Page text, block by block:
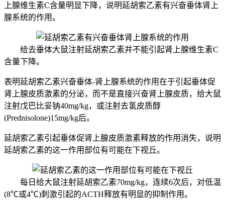
上腺维生素C含量明显下降，说明延胡索乙素有兴奋垂体肾上
腺系统的作用。
给去垂体大鼠注射延胡索乙素并不能引起肾上腺维生素C
含量下降。
表明延胡索乙素兴奋垂体-肾上腺系统的作用在于引起垂体促
肾上腺皮质激素的分泌，而不是直接兴奋肾上腺皮质，给大鼠
注射戊巴比妥钠40mg/kg，或注射去氢皮质醇
(Prednisolone)15mg/kg后。
延胡索乙素引起垂体促肾上腺皮质激素释放的作用消失，说明
延胡索乙素的这一作用部位有可能在下视丘。
每日给大鼠注射延胡索乙素70mg/kg，连续6次后，对低温
(8℃或4℃)刺激引起的ACTH释放有明显的抑制作用。